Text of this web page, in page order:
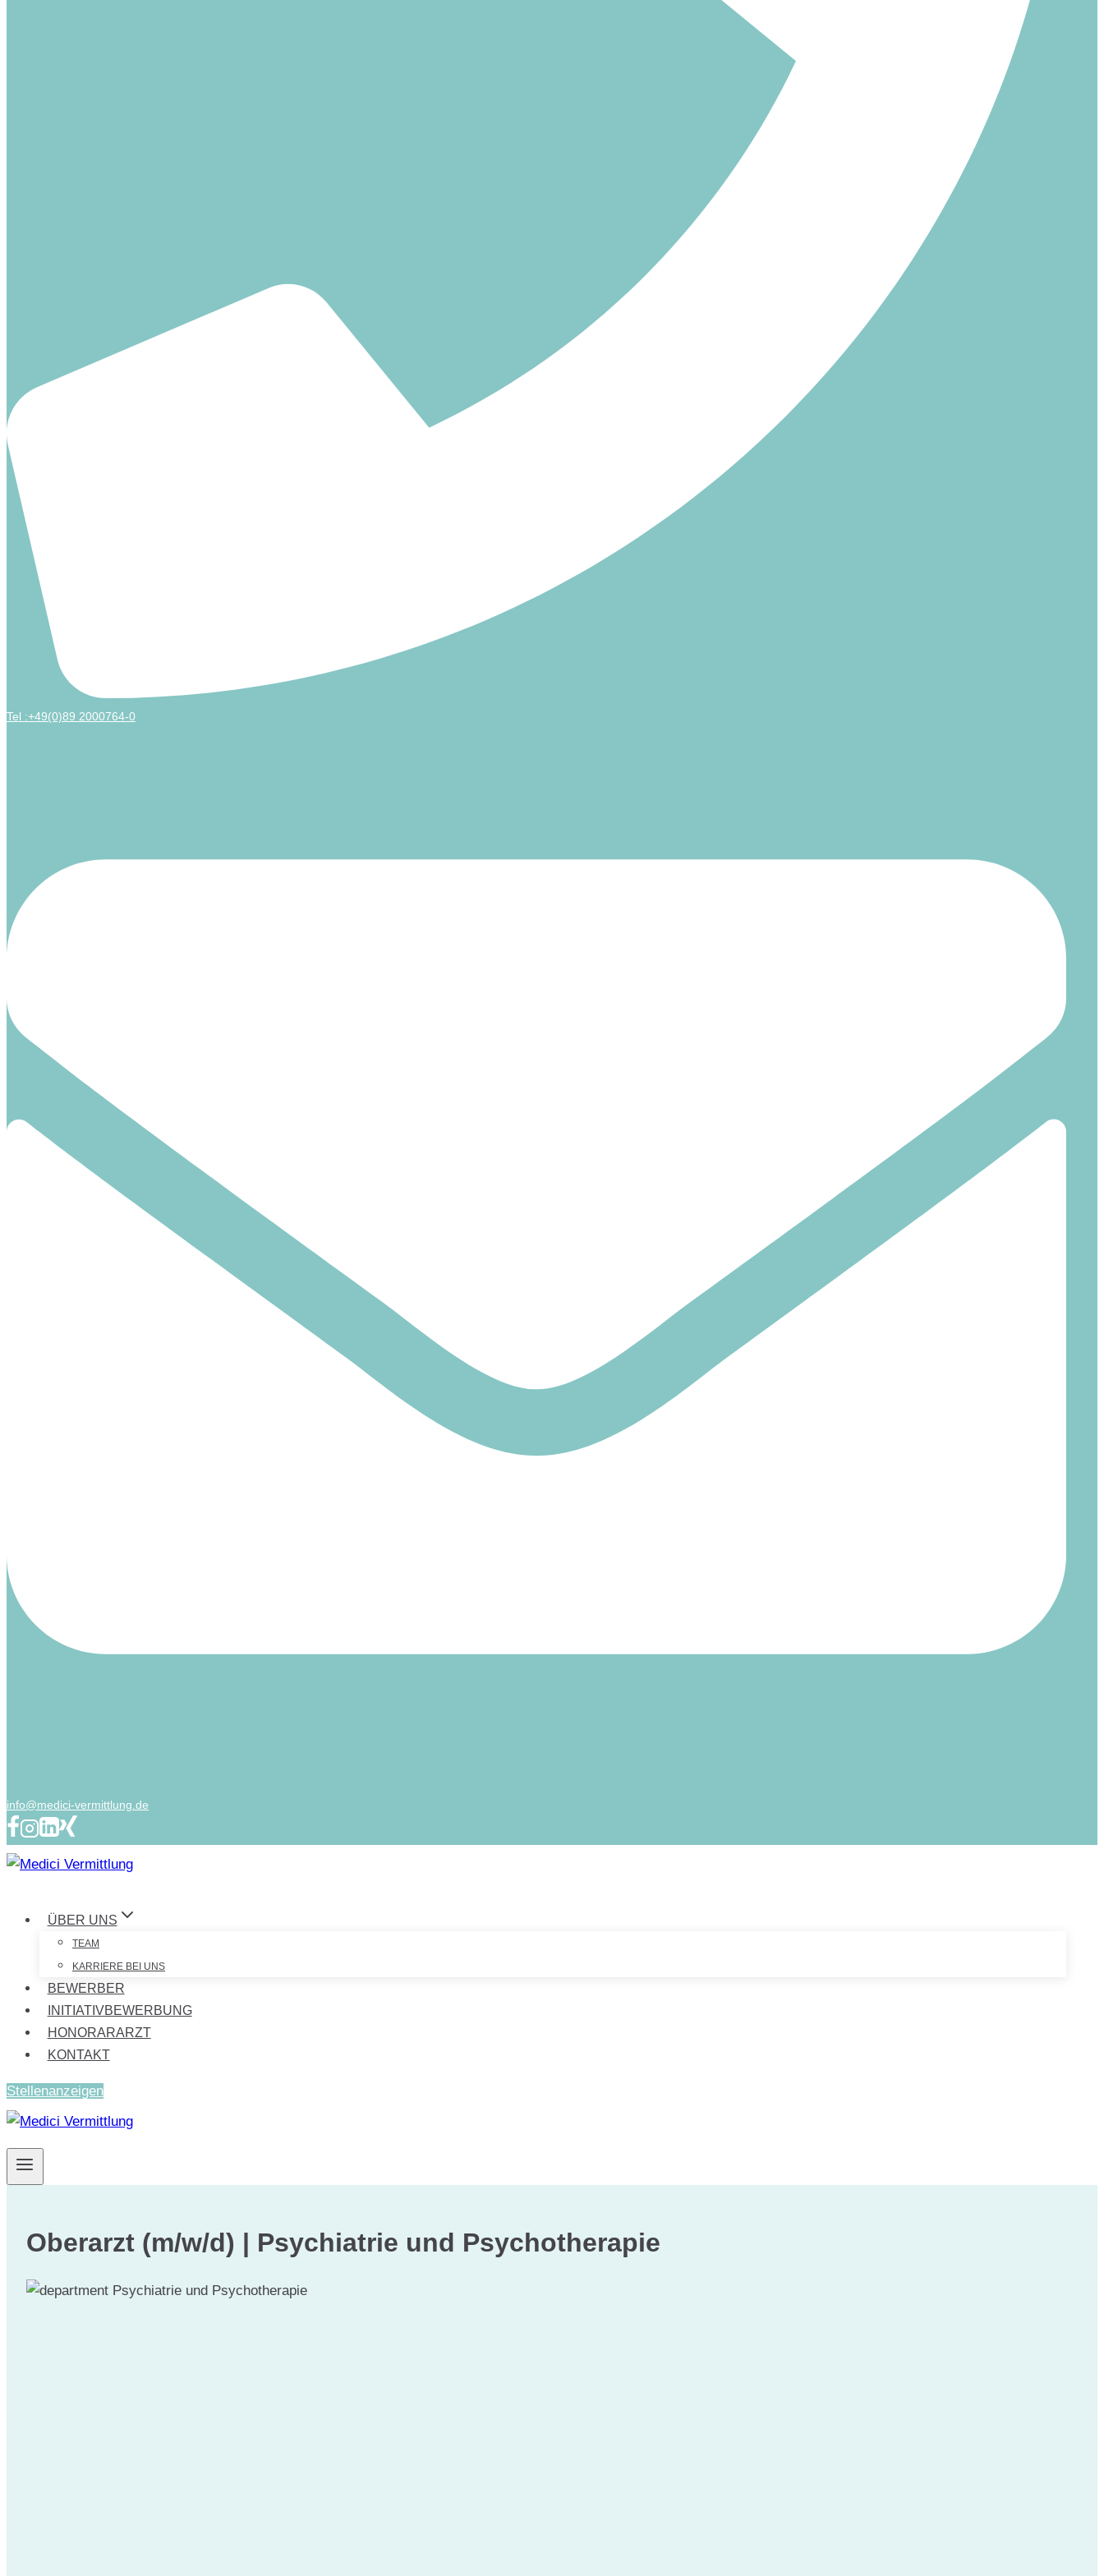
Tel :+49(0)89 2000764-0
info@medici-vermittlung.de
ÜBER UNS
TEAM
KARRIERE BEI UNS
BEWERBER
INITIATIVBEWERBUNG
HONORARARZT
KONTAKT
Stellenanzeigen
Oberarzt (m/w/d) | Psychiatrie und Psychotherapie
Psychiatrie und Psychotherapie